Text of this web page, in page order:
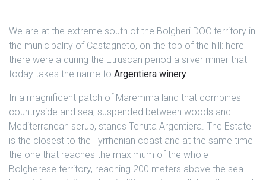
We are at the extreme south of the Bolgheri DOC territory in
the municipality of Castagneto, on the top of the hill: here
there were a during the Etruscan period a silver miner that
today takes the name to Argentiera winery.
In a magnificent patch of Maremma land that combines
countryside and sea, suspended between woods and
Mediterranean scrub, stands Tenuta Argentiera. The Estate
is the closest to the Tyrrhenian coast and at the same time
the one that reaches the maximum of the whole
Bolgherese territory, reaching 200 meters above the sea